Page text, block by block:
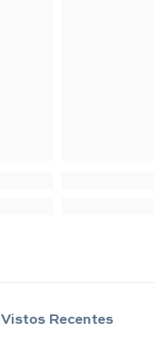
Vistos Recentes